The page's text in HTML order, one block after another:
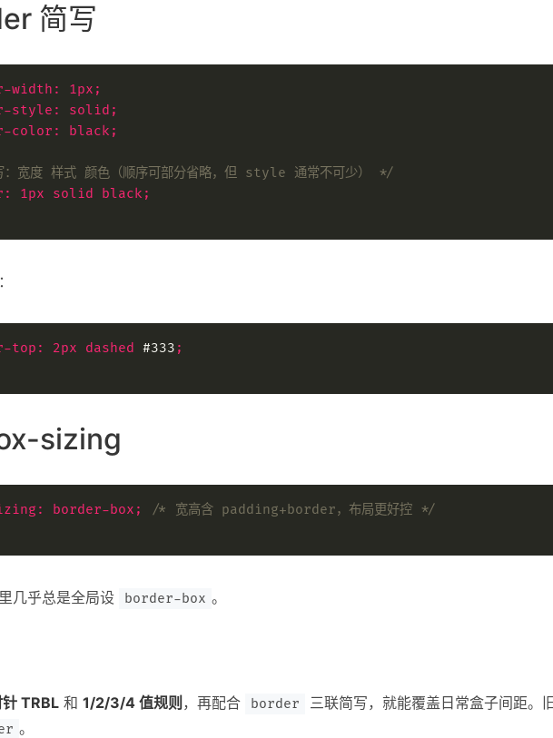
简写
width : 1px ;
style : solid ;
color : black ;
宽度 样式 颜色（顺序可部分省略，但 style 通常不可少） */
: 1px solid black ;
top : 2px dashed #333 ;
sizing
: border-box ; /* 宽高含 padding+border，布局更好控 */
几乎总是全局设 border-box 。
TRBL 和 1/2/3/4 值规则 ，再配合 border 三联简写，就能覆盖日常盒子间距。
。